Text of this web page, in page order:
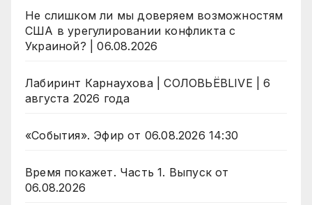
Не слишком ли мы доверяем возможностям
США в урегулировании конфликта с
Украиной? | 06.08.2026
Лабиринт Карнаухова | СОЛОВЬЁВLIVE | 6
августа 2026 года
«События». Эфир от 06.08.2026 14:30
Время покажет. Часть 1. Выпуск от
06.08.2026